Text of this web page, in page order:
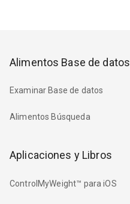
Alimentos Base de datos
Examinar Base de datos
Alimentos Búsqueda
Aplicaciones y Libros
ControlMyWeight™ para iOS